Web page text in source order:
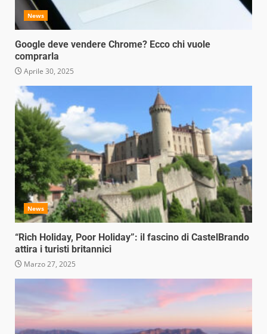
News
Google deve vendere Chrome? Ecco chi vuole
comprarla
Aprile 30, 2025
News
“Rich Holiday, Poor Holiday”: il fascino di CastelBrando
attira i turisti britannici
Marzo 27, 2025